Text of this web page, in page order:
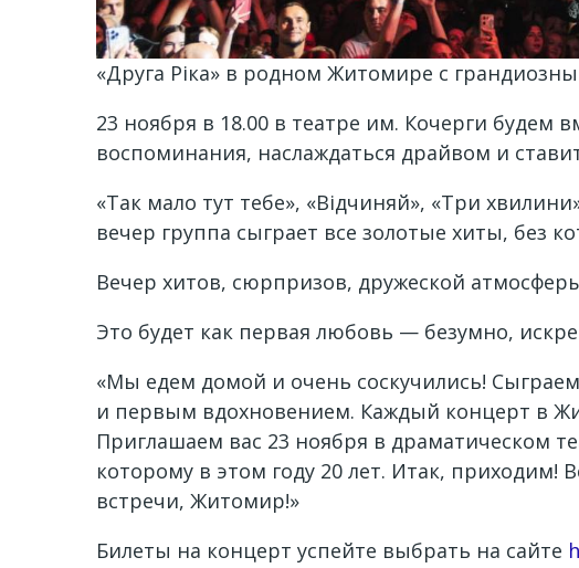
«Друга Ріка» в родном Житомире с
23 ноября в 18.00 в театре им. Кочерги будем
воспоминания, наслаждаться драйвом и
«Так мало тут тебе», «Відчиняй», «Три
вечер группа сыграет все золотые хиты, без
Вечер хитов, сюрпризов, дружеской
Это будет как первая любовь — безумно,
«Мы едем домой и очень соскучились!
и первым вдохновением. Каждый концерт в
Приглашаем вас 23 ноября в драматическом
которому в этом году 20 лет. Итак, приходим!
встречи, Житомир!»
Билеты на концерт успейте выбрать на сайте